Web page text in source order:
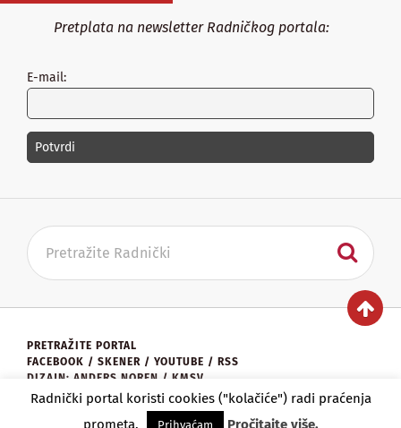
Pretplata na newsletter Radničkog portala:
E-mail:
PRETRAŽITE PORTAL
FACEBOOK / SKENER / YOUTUBE / RSS
DIZAJN: ANDERS NOREN / KMSV
KONTAKT: UREDNISTVO@RADNICKI.ORG
★2026.
Radnički portal koristi cookies ("kolačiće") radi praćenja
prometa.
Prihvaćam Pročitajte više.